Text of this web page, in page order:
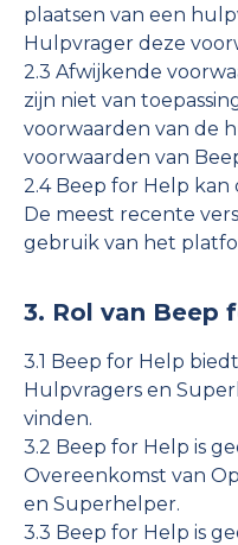
plaatsen van een
Hulpvrager deze
2.3 Afwijkende
zijn niet van
voorwaarden van de
voorwaarden van
2.4 Beep for Help kan
De meest recente
gebruik van het
3. Rol van Beep
3.1 Beep for Help
Hulpvragers en
vinden.
3.2 Beep for Help is
Overeenkomst van
en Superhelper.
3.3 Beep for Help is